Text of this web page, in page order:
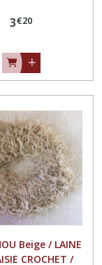
3€20
Beige / LAINE
CROCHET /